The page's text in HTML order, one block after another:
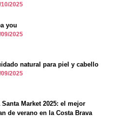
2025
you
2025
natural para piel y cabello
2025
Santa Market 2025: el mejor
de verano en la Costa Brava